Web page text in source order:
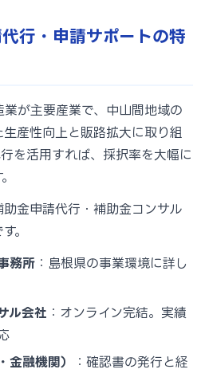
行・申請サポートの特
が主要産業で、中山間地域の
産性向上と販路拡大に取り組
を活用すれば、採択率を大幅に
金申請代行・補助金コンサル
。
務所 ：島根県の事業環境に詳し
ル会社 ：オンライン完結。実績
金融機関）
：確認書の発行と経